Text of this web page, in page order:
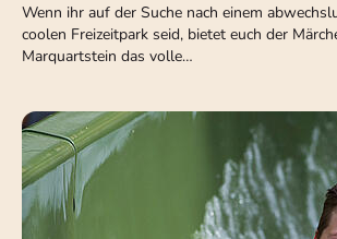
Wenn ihr auf der Suche nach einem
coolen Freizeitpark seid, bietet euch der
Marquartstein das volle…